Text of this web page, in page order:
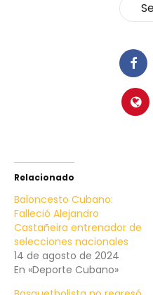
Relacionado
Baloncesto Cubano:
Falleció Alejandro
Castañeira entrenador de
selecciones nacionales
14 de agosto de 2024
En «Deporte Cubano»